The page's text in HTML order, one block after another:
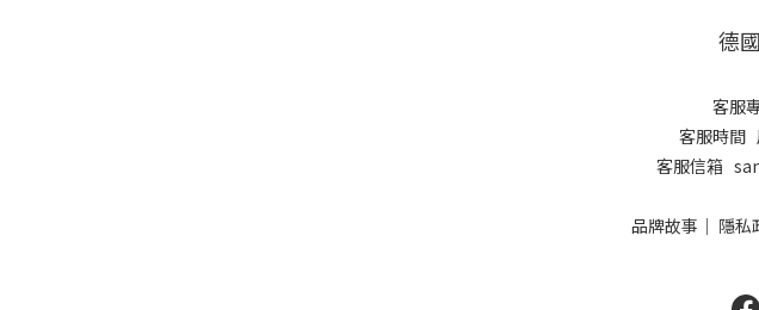
德
客服
客服時間
客服信箱
品牌故事 ｜ 隱私